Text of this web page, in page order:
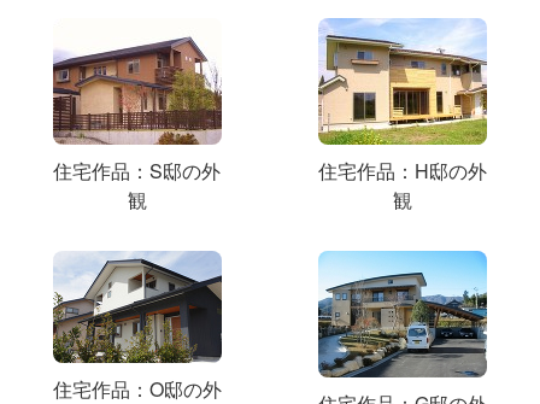
住宅作品：S邸の外
観
住宅作品：H邸の外
観
住宅作品：O邸の外